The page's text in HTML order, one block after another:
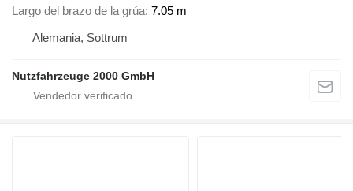
Largo del brazo de la grúa 7.05 m
Alemania, Sottrum
Nutzfahrzeuge 2000 GmbH